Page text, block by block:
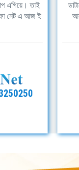
এগিয়ে। তাই
নেট এ আজ ই